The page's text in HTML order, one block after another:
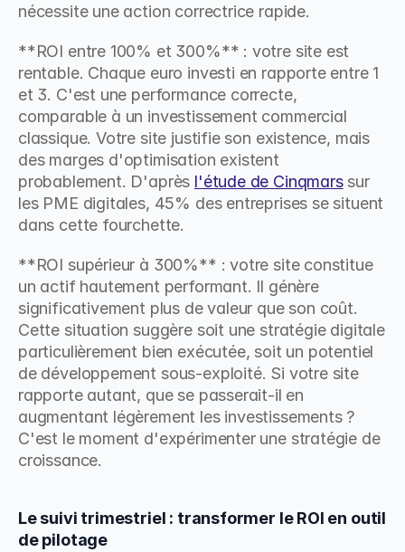
nécessite une action correctrice rapide.
**ROI entre 100% et 300%** : votre site est
rentable. Chaque euro investi en rapporte entre 1
et 3. C'est une performance correcte,
comparable à un investissement commercial
classique. Votre site justifie son existence, mais
des marges d'optimisation existent
probablement. D'après l'étude de Cinqmars sur
les PME digitales, 45% des entreprises se situent
dans cette fourchette.
**ROI supérieur à 300%** : votre site constitue
un actif hautement performant. Il génère
significativement plus de valeur que son coût.
Cette situation suggère soit une stratégie digitale
particulièrement bien exécutée, soit un potentiel
de développement sous-exploité. Si votre site
rapporte autant, que se passerait-il en
augmentant légèrement les investissements ?
C'est le moment d'expérimenter une stratégie de
croissance.
Le suivi trimestriel : transformer le ROI en outil
de pilotage